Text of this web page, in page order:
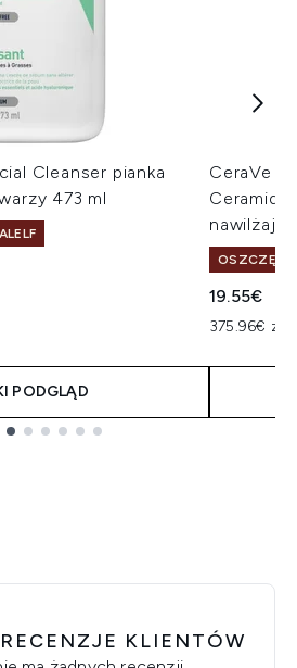
Cleanser pianka
473 ml
PODGLĄD
CeraVe
OSZCZĘDŹ
19.55€
375.96€ za
KLIENTÓW